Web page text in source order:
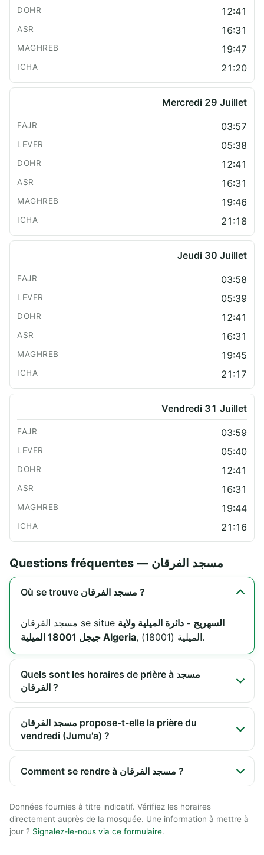
12:41
16:31
19:47
21:20
Mercredi 29 Juillet
03:57
05:38
12:41
16:31
19:46
21:18
Jeudi 30 Juillet
03:58
05:39
12:41
16:31
19:45
21:17
Vendredi 31 Juillet
03:59
05:40
12:41
16:31
19:44
21:16
Questions fréquentes — مسجد الفرقان
Où se trouve مسجد الفرقان ?
مسجد الفرقان se situe السهريج - دائرة الميلية ولاية
جيجل 18001 الميلية Algeria
, الميلية (18001).
Quels sont les horaires de prière à مسجد
الفرقان ?
مسجد الفرقان propose-t-elle la prière du
vendredi (Jumu'a) ?
Comment se rendre à مسجد الفرقان ?
Données fournies à titre indicatif. Vérifiez les horaires
directement auprès de la mosquée. Une information à mettre à
jour ? Signalez-le-nous via ce formulaire.